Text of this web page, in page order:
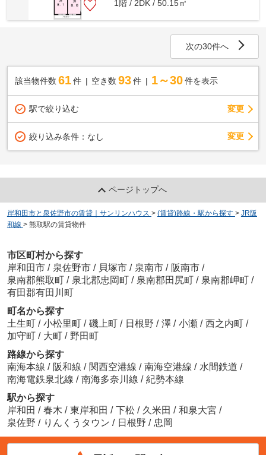
1階 / 2DK / 50.15㎡
次の30件へ
該当物件数 61件 空き数 93 件 1～30 件を表示
駅で絞り込む 変更
絞り込み条件： なし 変更
ページトップへ
岸和田市と泉佐野市の賃貸｜サンリンハウス > (賃貸)路線・駅から探す > JR阪
和線 > 熊取駅の賃貸物件
市区町村から探す
岸和田市 / 泉佐野市 / 貝塚市 / 泉南市 / 阪南市 /
泉南郡熊取町 / 泉北郡忠岡町 / 泉南郡田尻町 / 泉南郡岬町 /
有田郡有田川町
町名から探す
土生町 / 小松里町 / 磯上町 / 日根野 / 澤 / 小瀬 / 西之内町 /
加守町 / 大町 / 野田町
路線から探す
南海本線 / 阪和線 / 関西空港線 / 南海空港線 / 水間鉄道 /
南海電鉄泉北線 / 南海多奈川線 / 紀勢本線
駅から探す
岸和田 / 春木 / 東岸和田 / 下松 / 久米田 / 和泉大宮 /
泉佐野 / りんくうタウン / 日根野 / 忠岡